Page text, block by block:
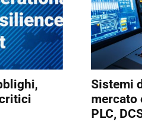
Sistemi
mercato
PLC,